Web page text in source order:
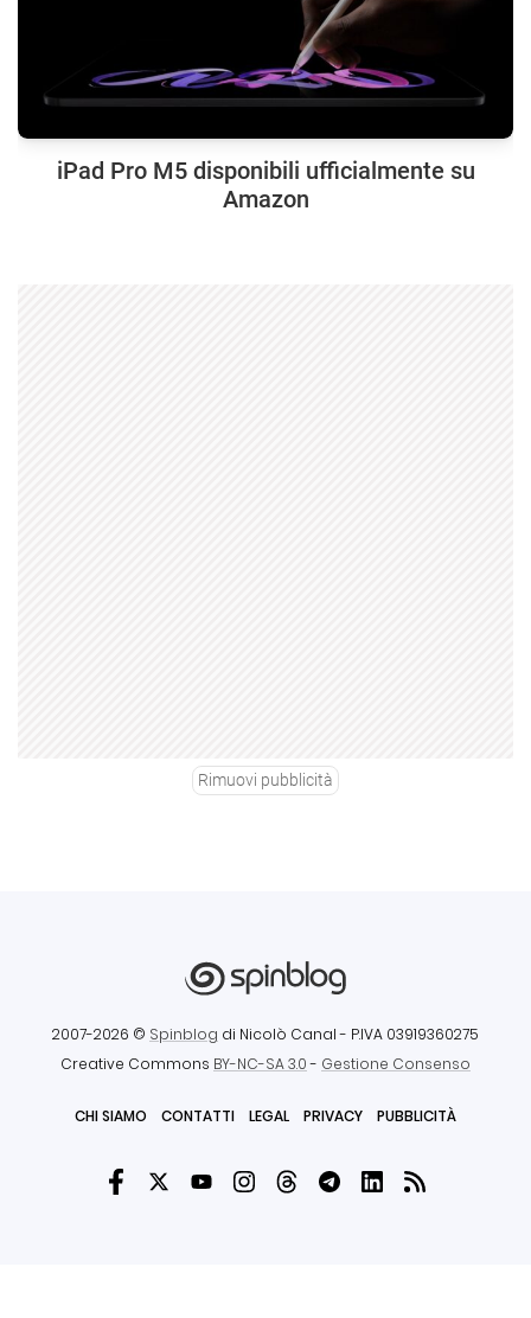
iPad Pro M5 disponibili ufficialmente su
Amazon
Rimuovi pubblicità
2007-2026 © Spinblog di Nicolò Canal - P.IVA 03919360275
Creative Commons BY-NC-SA 3.0- Gestione Consenso
CHI SIAMO CONTATTI LEGAL PRIVACY PUBBLICITÀ